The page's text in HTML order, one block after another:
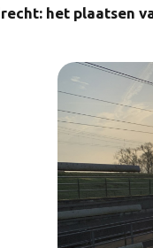
het plaatsen